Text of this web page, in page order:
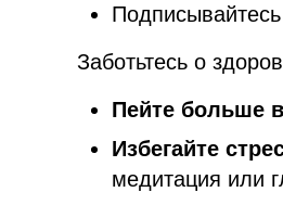
Заботьтесь о
Пейте больше
Избегайте
медитация или